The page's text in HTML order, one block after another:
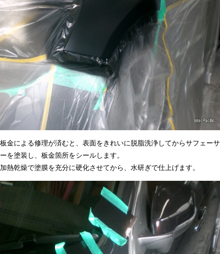
板金による修理が済むと、表面をきれいに脱脂洗浄してからサフェーサ
ーを塗装し、板金箇所をシールします。
加熱乾燥で塗膜を充分に硬化させてから、水研ぎで仕上げます。